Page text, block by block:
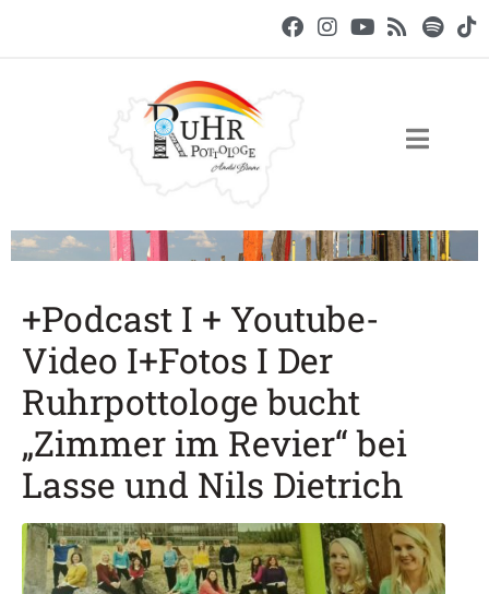
+Podcast I + Youtube-
Video I+Fotos I Der
Ruhrpottologe bucht
„Zimmer im Revier“ bei
Lasse und Nils Dietrich